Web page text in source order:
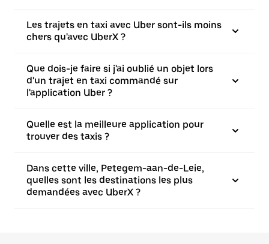
Les trajets en taxi avec Uber sont-ils moins
chers qu'avec UberX ?
Que dois-je faire si j'ai oublié un objet lors
d'un trajet en taxi commandé sur
l'application Uber ?
Quelle est la meilleure application pour
trouver des taxis ?
Dans cette ville, Petegem-aan-de-Leie,
quelles sont les destinations les plus
demandées avec UberX ?